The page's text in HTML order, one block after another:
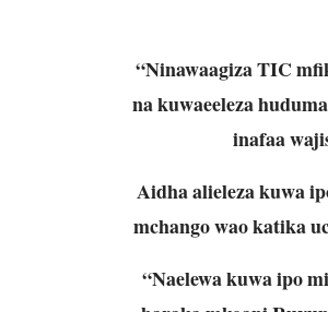
“Ninawaagiza TIC
na kuwaeeleza
inafaa
Aidha alieleza kuwa
mchango wao katika
“Naelewa kuwa ipo